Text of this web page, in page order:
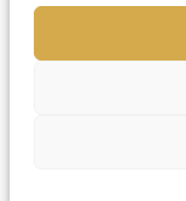
Invisalign
Bruxism